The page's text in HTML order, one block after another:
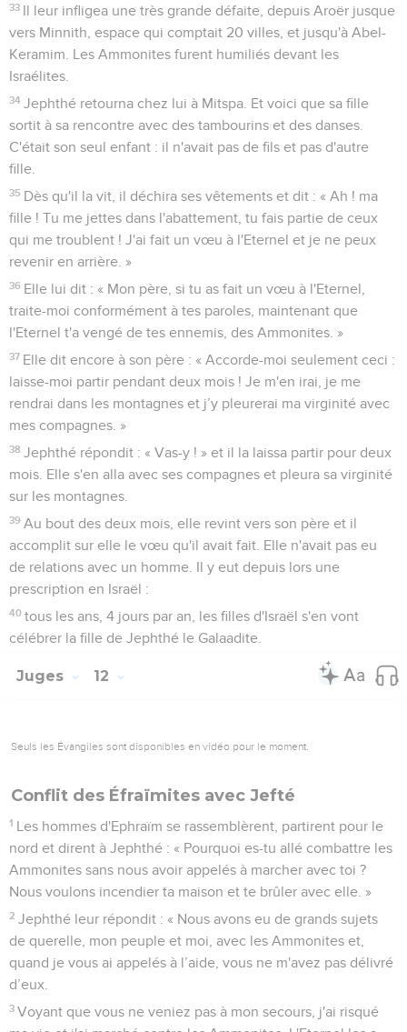
33 Il leur infligea une très grande défaite, depuis Aroër jusque
vers Minnith, espace qui comptait 20 villes, et jusqu'à Abel-
Keramim. Les Ammonites furent humiliés devant les
Israélites.
34 Jephthé retourna chez lui à Mitspa. Et voici que sa fille
sortit à sa rencontre avec des tambourins et des danses.
C'était son seul enfant : il n'avait pas de fils et pas d'autre
fille.
35 Dès qu'il la vit, il déchira ses vêtements et dit : « Ah ! ma
fille ! Tu me jettes dans l'abattement, tu fais partie de ceux
qui me troublent ! J'ai fait un vœu à l'Eternel et je ne peux
revenir en arrière. »
36 Elle lui dit : « Mon père, si tu as fait un vœu à l'Eternel,
traite-moi conformément à tes paroles, maintenant que
l'Eternel t'a vengé de tes ennemis, des Ammonites. »
37 Elle dit encore à son père : « Accorde-moi seulement ceci :
laisse-moi partir pendant deux mois ! Je m'en irai, je me
rendrai dans les montagnes et j’y pleurerai ma virginité avec
mes compagnes. »
38 Jephthé répondit : « Vas-y ! » et il la laissa partir pour deux
mois. Elle s'en alla avec ses compagnes et pleura sa virginité
sur les montagnes.
39 Au bout des deux mois, elle revint vers son père et il
accomplit sur elle le vœu qu'il avait fait. Elle n'avait pas eu
de relations avec un homme. Il y eut depuis lors une
prescription en Israël :
40 tous les ans, 4 jours par an, les filles d'Israël s'en vont
célébrer la fille de Jephthé le Galaadite.
Juges 12
Seuls les Évangiles sont disponibles en vidéo pour le moment.
Conflit des Éfraïmites avec Jefté
1 Les hommes d'Ephraïm se rassemblèrent, partirent pour le
nord et dirent à Jephthé : « Pourquoi es-tu allé combattre les
Ammonites sans nous avoir appelés à marcher avec toi ?
Nous voulons incendier ta maison et te brûler avec elle. »
2 Jephthé leur répondit : « Nous avons eu de grands sujets
de querelle, mon peuple et moi, avec les Ammonites et,
quand je vous ai appelés à l’aide, vous ne m'avez pas délivré
d’eux.
3 Voyant que vous ne veniez pas à mon secours, j'ai risqué